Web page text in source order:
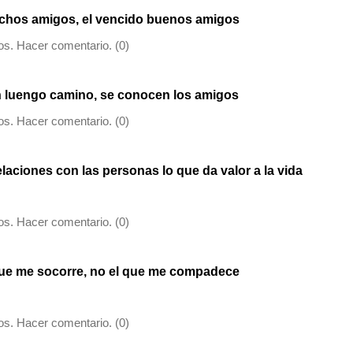
amigos, el vencido buenos amigos
Hacer comentario. (0)
luengo camino, se conocen los amigos
Hacer comentario. (0)
con las personas lo que da valor a la vida
Hacer comentario. (0)
me socorre, no el que me compadece
Hacer comentario. (0)